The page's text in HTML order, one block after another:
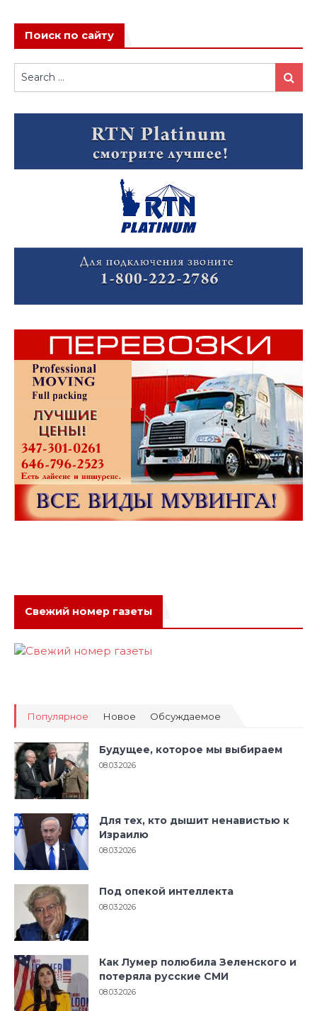
Поиск по сайту
Search
for:
Search
Свежий номер газеты
Популярное Новое Обсуждаемое
Будущее, которое мы выбираем
08.03.2026
Для тех, кто дышит ненавистью к
Израилю
08.03.2026
Под опекой интеллекта
08.03.2026
Как Лумер полюбила Зеленского и
потеряла русские СМИ
08.03.2026